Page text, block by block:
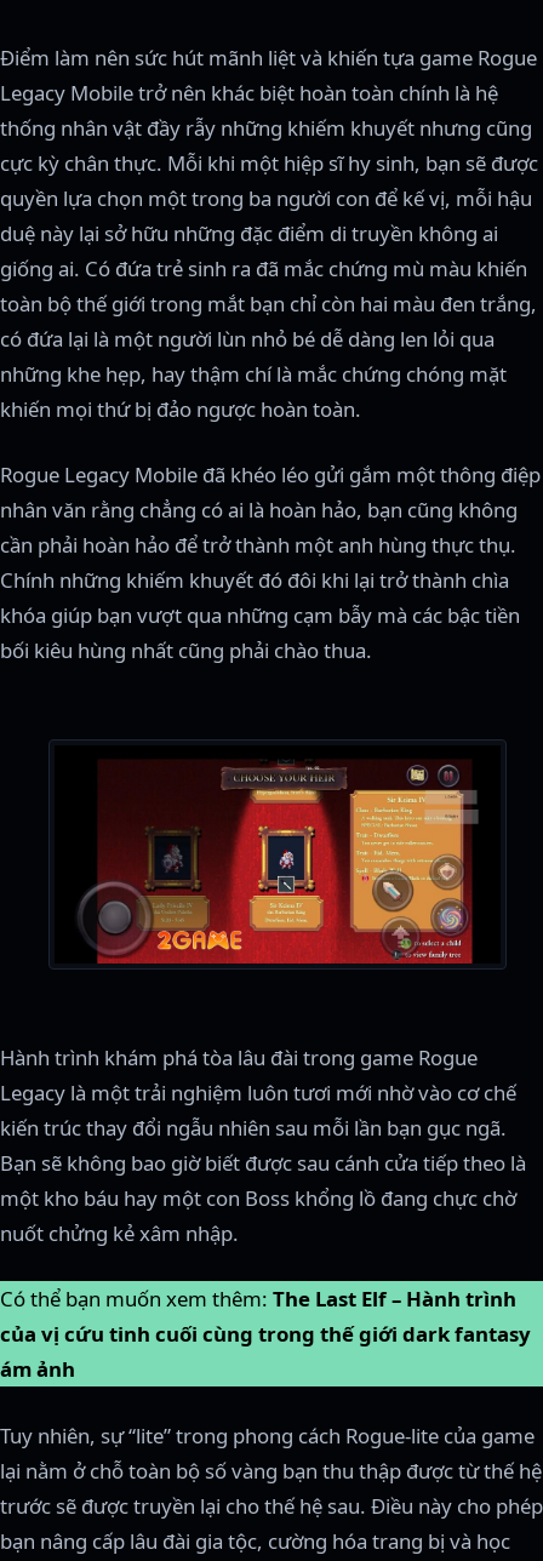
Điểm làm nên sức hút mãnh liệt và khiến tựa game Rogue
Legacy Mobile trở nên khác biệt hoàn toàn chính là hệ
thống nhân vật đầy rẫy những khiếm khuyết nhưng cũng
cực kỳ chân thực. Mỗi khi một hiệp sĩ hy sinh, bạn sẽ được
quyền lựa chọn một trong ba người con để kế vị, mỗi hậu
duệ này lại sở hữu những đặc điểm di truyền không ai
giống ai. Có đứa trẻ sinh ra đã mắc chứng mù màu khiến
toàn bộ thế giới trong mắt bạn chỉ còn hai màu đen trắng,
có đứa lại là một người lùn nhỏ bé dễ dàng len lỏi qua
những khe hẹp, hay thậm chí là mắc chứng chóng mặt
khiến mọi thứ bị đảo ngược hoàn toàn.
Rogue Legacy Mobile đã khéo léo gửi gắm một thông điệp
nhân văn rằng chẳng có ai là hoàn hảo, bạn cũng không
cần phải hoàn hảo để trở thành một anh hùng thực thụ.
Chính những khiếm khuyết đó đôi khi lại trở thành chìa
khóa giúp bạn vượt qua những cạm bẫy mà các bậc tiền
bối kiêu hùng nhất cũng phải chào thua.
Hành trình khám phá tòa lâu đài trong game Rogue
Legacy là một trải nghiệm luôn tươi mới nhờ vào cơ chế
kiến trúc thay đổi ngẫu nhiên sau mỗi lần bạn gục ngã.
Bạn sẽ không bao giờ biết được sau cánh cửa tiếp theo là
một kho báu hay một con Boss khổng lồ đang chực chờ
nuốt chửng kẻ xâm nhập.
Có thể bạn muốn xem thêm: The Last Elf – Hành trình
của vị cứu tinh cuối cùng trong thế giới dark fantasy
ám ảnh
Tuy nhiên, sự “lite” trong phong cách Rogue-lite của game
lại nằm ở chỗ toàn bộ số vàng bạn thu thập được từ thế hệ
trước sẽ được truyền lại cho thế hệ sau. Điều này cho phép
bạn nâng cấp lâu đài gia tộc, cường hóa trang bị và học